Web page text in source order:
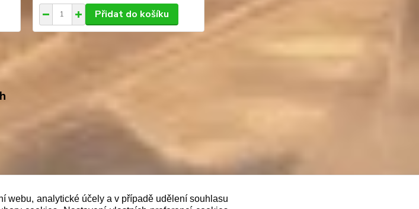
Přidat do košíku
vystavit kupujícímu účtenku. Zároveň je povinen zaevidovat přijatou tržbu u
webu, analytické účely a v případě udělení souhlasu